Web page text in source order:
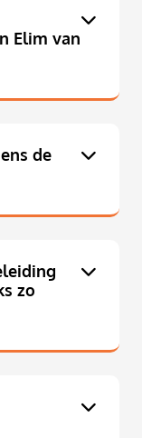
Elim van
de
zo